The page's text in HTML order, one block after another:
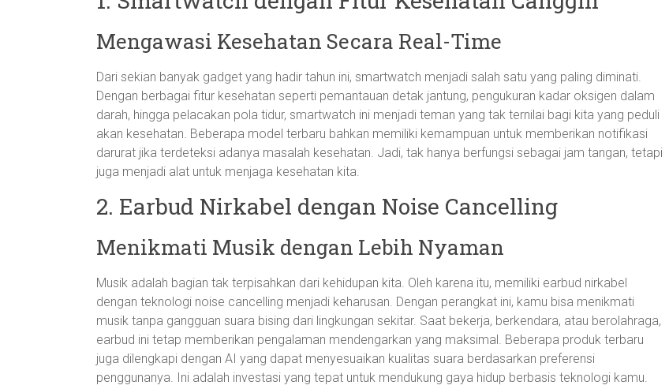
Mengawasi Kesehatan Secara Real-Time
Dari sekian banyak gadget yang hadir tahun ini, smartwatch menjadi salah satu yang paling diminati.
Dengan berbagai fitur kesehatan seperti pemantauan detak jantung, pengukuran kadar oksigen dalam
darah, hingga pelacakan pola tidur, smartwatch ini menjadi teman yang tak ternilai bagi kita yang peduli
akan kesehatan. Beberapa model terbaru bahkan memiliki kemampuan untuk memberikan notifikasi
darurat jika terdeteksi adanya masalah kesehatan. Jadi, tak hanya berfungsi sebagai jam tangan, tetapi
juga menjadi alat untuk menjaga kesehatan kita.
2. Earbud Nirkabel dengan Noise Cancelling
Menikmati Musik dengan Lebih Nyaman
Musik adalah bagian tak terpisahkan dari kehidupan kita. Oleh karena itu, memiliki earbud nirkabel
dengan teknologi noise cancelling menjadi keharusan. Dengan perangkat ini, kamu bisa menikmati
musik tanpa gangguan suara bising dari lingkungan sekitar. Saat bekerja, berkendara, atau berolahraga,
earbud ini tetap memberikan pengalaman mendengarkan yang maksimal. Beberapa produk terbaru
juga dilengkapi dengan AI yang dapat menyesuaikan kualitas suara berdasarkan preferensi
penggunanya. Ini adalah investasi yang tepat untuk mendukung gaya hidup berbasis teknologi kamu.